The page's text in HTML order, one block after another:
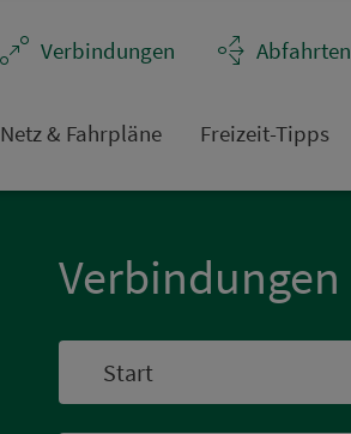
Ver­bin­dungen
Abfahrten
Netz & Fahrpläne Frei­zeit-Tipps
Ver­bin­dungen